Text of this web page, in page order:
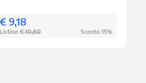
9,18
€ 10,80 Sconto 15%